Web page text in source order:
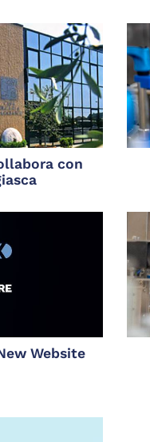
con
Website